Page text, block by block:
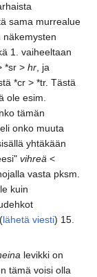
sama murrealue
näkemysten
1. vaiheeltaan
*sr > hr, ja
*cr > *tr. Tästä
ole esim.
tämän
onko muuta
yhtäkään
vihreä <
vasta pksm.
kuin
(lähetä viesti) 15.
levikki on
tämä voisi olla